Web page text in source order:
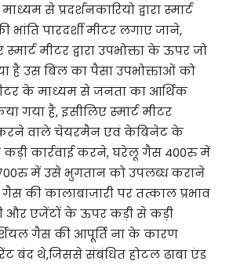
से प्रदर्शनकारियो द्वारा स्मार्ट
भांति पारदर्शी मीटर लगाए जाने,
मीटर द्वारा उपभोक्ता के ऊपर जो
है उस बिल का पैसा उपभोक्ताओं को
के माध्यम से जनता का आर्थिक
गया है, इसीलिए स्मार्ट मीटर
करने वाले चेयरमैन एवं केबिनेट के
कड़ी कार्रवाई करने, घरेलू गैस 400रु में
में उसे भुगतान को उपलब्ध कराने
की कालाबाजारी पर तत्काल प्रभाव
और एजेंटों के ऊपर कड़ी से कड़ी
गैस की आपूर्ति ना के कारण
बंद थे,जिससे संबंधित होटल ढाबा एंड